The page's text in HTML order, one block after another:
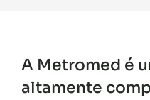
A Metromed é
altamente